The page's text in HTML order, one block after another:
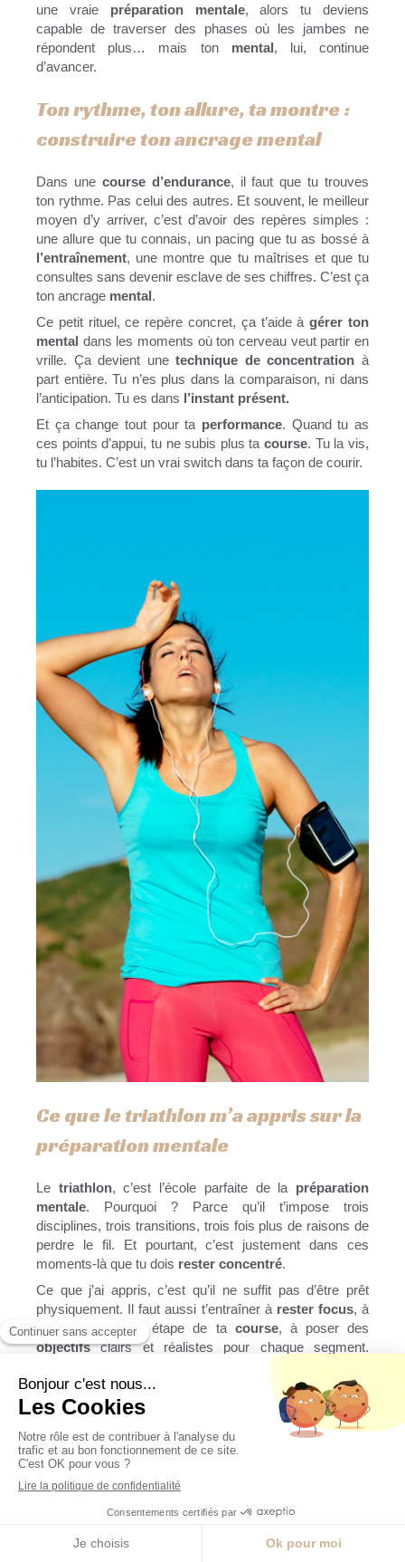
une vraie préparation mentale, alors tu deviens
capable de traverser des phases où les jambes ne
répondent plus… mais ton mental, lui, continue
d’avancer.
Ton rythme, ton allure, ta montre :
construire ton ancrage mental
Dans unecourse d’endurance, il faut que tu trouves
ton rythme. Pas celui des autres. Et souvent, le meilleur
moyen d’y arriver, c’est d’avoir des repères simples :
une allure que tu connais, un pacing que tu as bossé à
l’entraînement, une montre que tu maîtrises et que tu
consultes sans devenir esclave de ses chiffres. C’est ça
ton ancrage mental.
Ce petit rituel, ce repère concret, ça t’aide àgérer ton
mental dans les moments où ton cerveau veut partir en
vrille. Ça devient unetechnique de concentrationà
part entière. Tu n’es plus dans la comparaison, ni dans
l’anticipation. Tu es dans l’instant présent.
Et ça change tout pour ta performance. Quand tu as
ces points d’appui, tu ne subis plus tacourse. Tu la vis,
tu l’habites. C’est un vrai switch dans ta façon de courir.
Ce que le triathlon m’a appris sur la
préparation mentale
Le triathlon, c’est l’école parfaite de la préparation
mentale. Pourquoi ? Parce qu’il t’impose trois
disciplines, trois transitions, trois fois plus de raisons de
perdre le fil. Et pourtant, c’est justement dans ces
moments-là que tu dois rester concentré.
Ce que j’ai appris, c’est qu’il ne suffit pas d’être prêt
physiquement. Il faut aussi t’entraîner àrester focus, à
visualiser chaque étape de ta course, à poser des
objectifsclairs et réalistes pour chaque segment.
ressentir. Quand tu montes sur le vélo, tu sais où tu
mets ton effort. Et quand tu pars courir, tu sais que tu
, et garder la tête froide.
Entriathlon, si tu te disperses, tu es foutu. Mais si tu
restes dansl’instant présent
tonmentalet que tu acceptes ce qui se passe en toi…
alors, tu vas plus loin. Et cette logique-là, tu peux